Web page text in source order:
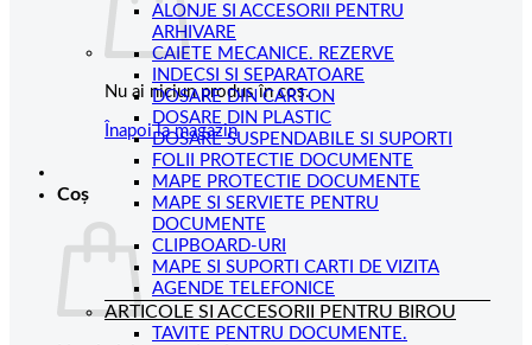
Nu ai niciun produs în coș.
Înapoi la magazin
Coș
ALONJE SI ACCESORII PENTRU
ARHIVARE
CAIETE MECANICE. REZERVE
INDECSI SI SEPARATOARE
DOSARE DIN CARTON
DOSARE DIN PLASTIC
DOSARE SUSPENDABILE SI SUPORTI
FOLII PROTECTIE DOCUMENTE
MAPE PROTECTIE DOCUMENTE
MAPE SI SERVIETE PENTRU
DOCUMENTE
CLIPBOARD-URI
MAPE SI SUPORTI CARTI DE VIZITA
AGENDE TELEFONICE
ARTICOLE SI ACCESORII PENTRU BIROU
TAVITE PENTRU DOCUMENTE.